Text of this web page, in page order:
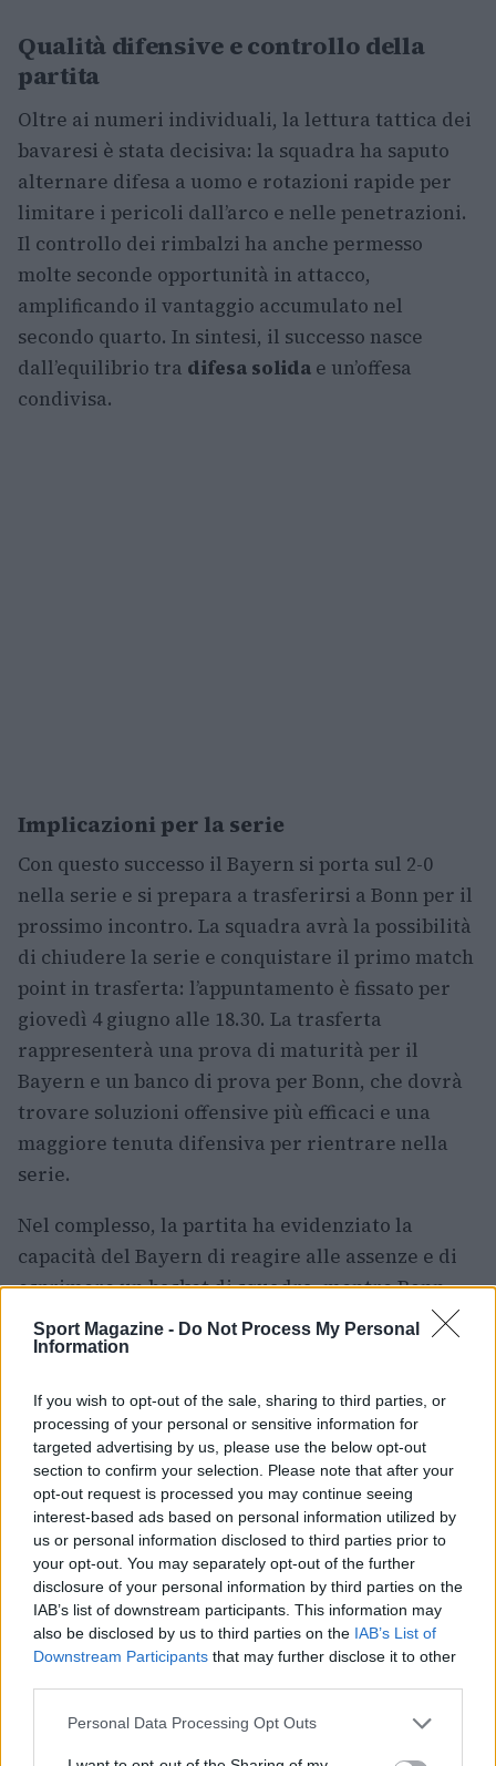
Sport Magazine - Do Not Process My Personal
Information
If you wish to opt-out of the sale, sharing to third parties, or
processing of your personal or sensitive information for
targeted advertising by us, please use the below opt-out
section to confirm your selection. Please note that after your
opt-out request is processed you may continue seeing
interest-based ads based on personal information utilized by
us or personal information disclosed to third parties prior to
your opt-out. You may separately opt-out of the further
disclosure of your personal information by third parties on the
IAB’s list of downstream participants. This information may
also be disclosed by us to third parties on the IAB’s List of
Downstream Participants that may further disclose it to other
Please note that this website/app uses one or more Google
Personal Data Processing Opt Outs
Qualità difensive e controllo della
partita
Oltre ai numeri individuali, la lettura tattica dei
bavaresi è stata decisiva: la squadra ha saputo
alternare difesa a uomo e rotazioni rapide per
limitare i pericoli dall’arco e nelle penetrazioni.
Il controllo dei rimbalzi ha anche permesso
molte seconde opportunità in attacco,
amplificando il vantaggio accumulato nel
secondo quarto. In sintesi, il successo nasce
dall’equilibrio tra difesa solida e un’offesa
condivisa.
Implicazioni per la serie
Con questo successo il Bayern si porta sul 2-0
nella serie e si prepara a trasferirsi a Bonn per il
prossimo incontro. La squadra avrà la possibilità
di chiudere la serie e conquistare il primo match
point in trasferta: l’appuntamento è fissato per
giovedì 4 giugno alle 18.30. La trasferta
rappresenterà una prova di maturità per il
Bayern e un banco di prova per Bonn, che dovrà
trovare soluzioni offensive più efficaci e una
maggiore tenuta difensiva per rientrare nella
serie.
Nel complesso, la partita ha evidenziato la
capacità del Bayern di reagire alle assenze e di
esprimere un basket di squadra, mentre Bonn
dovrà lavorare su consistenza e capacità di
chiudere i parziali opposti. La serie ora si sposta
decideranno le prossime mosse di entrambe le
formazioni.
AUTORE
Francesca Lombardi
Francesca Lombardi, fiorentina, prese appunti
tecnici dal primo box di un circuito toscano e
da allora firma approfondimenti sui motori. In
redazione sostiene un approccio metodico
debutto tecnico in autodromo.